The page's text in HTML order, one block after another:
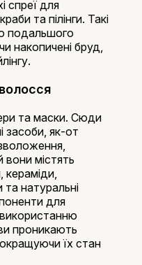
спреї для
та пілінги. Такі
подальшого
накопичені бруд,
та маски. Сюди
засоби, як-от
містять
кераміди,
натуральні
для
проникають
їх стан